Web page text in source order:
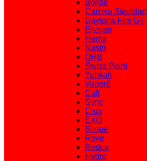
Bolide
Carrera Steeldart
Daytona Fire GT
Elysian
Hema
Nastri
ORB
Swiss Point
Yohkoh
Vapor8
Cult
Sync
Crux
EXO
Scope
Rove
Redux
Hydro